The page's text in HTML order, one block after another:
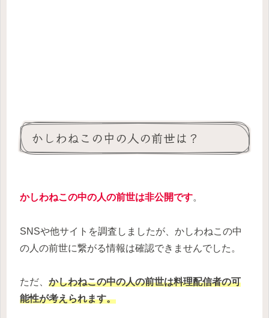
かしわねこの中の人の前世は？
かしわねこの中の人の前世は非公開です。
SNSや他サイトを調査しましたが、かしわねこの中
の人の前世に繋がる情報は確認できませんでした。
ただ、 かしわねこの中の人の前世は料理配信者の可
能性が考えられます。